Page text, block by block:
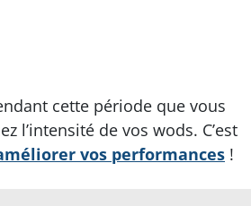
cette période que vous
l’intensité de vos wods. C’est
vos performances !